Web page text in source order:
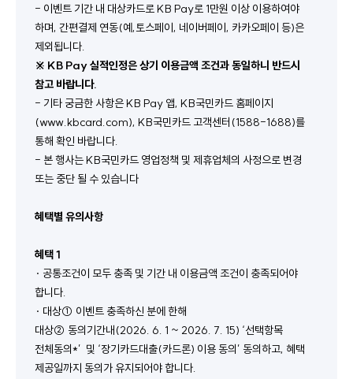
- 이벤트 기간 내 대상카드로 KB Pay로 1만원 이상 이용하여야
하며, 간편결제 연동(예,토스페이, 네이버페이, 카카오페이 등)은
제외됩니다.
※ KB Pay 실적인정은 상기 이용금액 조건과 동일하니 반드시
참고 바랍니다.
- 기타 궁금한 사항은 KB Pay 앱, KB국민카드 홈페이지
(www.kbcard.com), KB국민카드 고객센터(1588-1688)를
통해 확인 바랍니다.
- 본 행사는 KB국민카드 영업정책 및 제휴업체의 사정으로 변경
또는 중단 될 수 있습니다
혜택별 유의사항
혜택 1
· 공통조건이 모두 충족 및 기간 내 이용금액 조건이 충족되어야
합니다.
· 대상① 이벤트 충족하신 분에 한해
대상② 동의기간내(2026. 6. 1 ~ 2026. 7. 15) ‘선택항목
전체동의*’  및 ‘장기카드대출(카드론) 이용 동의’ 동의하고, 혜택
제공일까지 동의가 유지되어야 합니다.